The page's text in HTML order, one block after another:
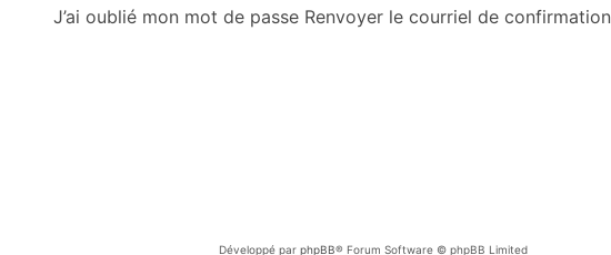
J’ai oublié mon mot de passe Renvoyer le courriel de confirmation
Développé par phpBB® Forum Software © phpBB Limited